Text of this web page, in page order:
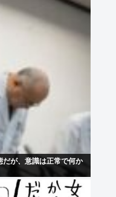
が、意識は正常で何か